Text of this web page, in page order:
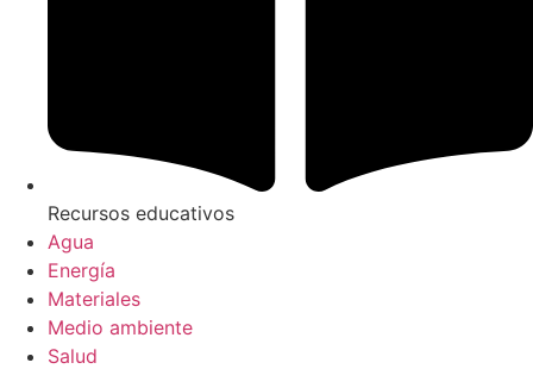
Recursos educativos
Agua
Energía
Materiales
Medio ambiente
Salud